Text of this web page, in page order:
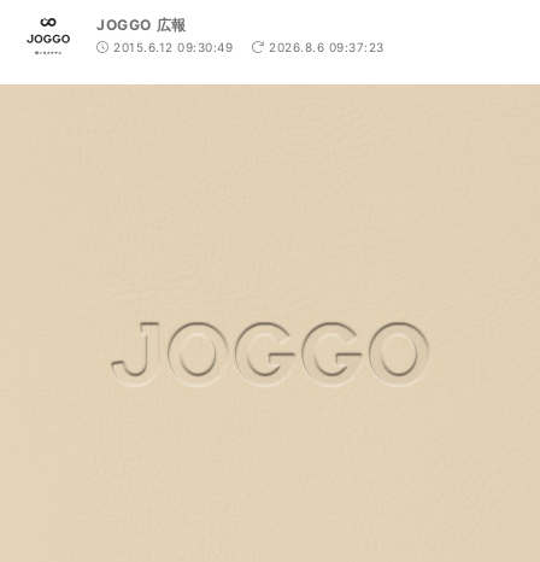
JOGGO 広報
2015.6.12 09:30:49 2026.8.6 09:37:23